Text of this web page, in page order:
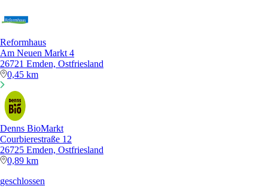
Reformhaus
Am Neuen Markt 4
26721 Emden, Ostfriesland
0,45 km
Denns BioMarkt
Courbierestraße 12
26725 Emden, Ostfriesland
0,89 km
geschlossen